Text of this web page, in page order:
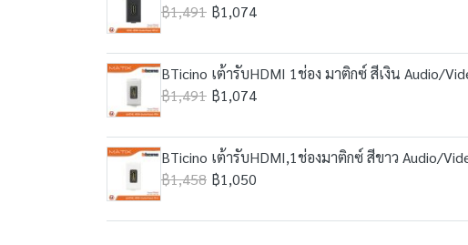
฿1,491 ฿1,074
BTicino เต้ารับHDMI 1ช่อง มาติกซ์ สีเงิน Audio/
฿1,491 ฿1,074
BTicino เต้ารับHDMI,1ช่องมาติกซ์ สีขาว Audio/
฿1,458 ฿1,050